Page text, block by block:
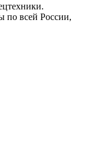
по всей России,